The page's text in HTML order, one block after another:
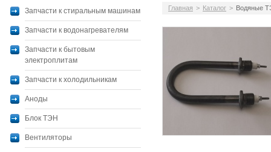
Запчасти к стиральным машинам
Запчасти к водонагревателям
Запчасти к бытовым
электроплитам
Запчасти к холодильникам
Аноды
Блок ТЭН
Вентиляторы
Главная > Каталог > Водяные